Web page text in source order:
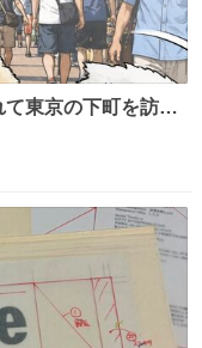
東京の下町を訪れ
つつ、果たして無
でしょうか…⁉️😳